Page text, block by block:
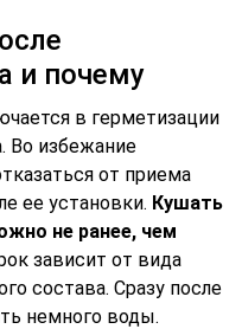
и почему
в герметизации
Во избежание
от приема
ее установки. Кушать
не ранее, чем
зависит от вида
состава. Сразу после
немного воды.